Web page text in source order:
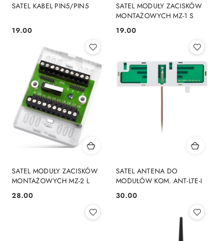
SATEL KABEL PIN5/PIN5
Cena:
19.00
SATEL MODUŁY ZACISKÓW
MONTAŻOWYCH MZ-1 S
Cena:
19.00
SATEL MODUŁY ZACISKÓW
MONTAŻOWYCH MZ-2 L
Cena:
28.00
SATEL ANTENA DO
MODUŁÓW KOM. ANT-LTE-I
Cena:
30.00